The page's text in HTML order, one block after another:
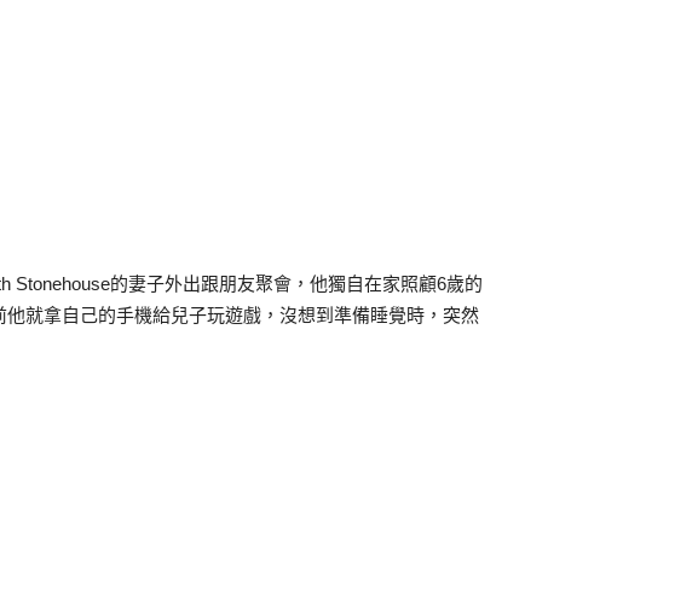
Stonehouse的妻子外出跟朋友聚會，他獨自在家照顧6歲的
就拿自己的手機給兒子玩遊戲，沒想到準備睡覺時，突然